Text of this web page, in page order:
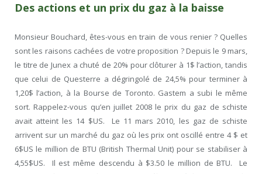
Des actions et un prix du gaz à la baisse
Monsieur Bouchard, êtes-vous en train de vous renier ? Quelles
sont les raisons cachées de votre proposition ? Depuis le 9 mars,
le titre de Junex a chuté de 20% pour clôturer à 1$ l’action, tandis
que celui de Questerre a dégringolé de 24,5% pour terminer à
1,20$ l’action, à la Bourse de Toronto. Gastem a subi le même
sort. Rappelez-vous qu’en juillet 2008 le prix du gaz de schiste
avait atteint les 14 $US. Le 11 mars 2010, les gaz de schiste
arrivent sur un marché du gaz où les prix ont oscillé entre 4 $ et
6$US le million de BTU (British Thermal Unit) pour se stabiliser à
4,55$US. Il est même descendu à $3.50 le million de BTU. Le